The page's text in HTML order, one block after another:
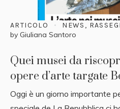
ARTICOLO NEWS ,
by Giuliana Santoro
Quei musei da
opere d’arte targate
Oggi è un giorno importante